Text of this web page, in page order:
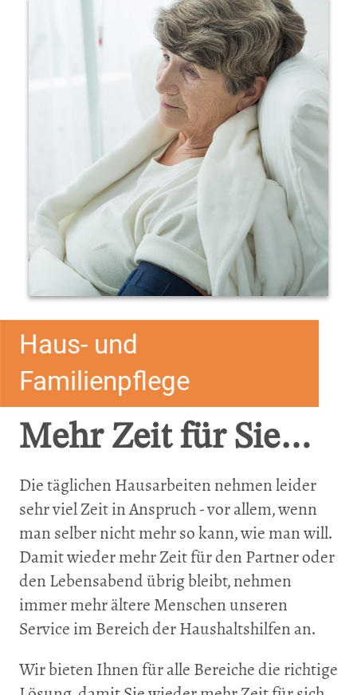
Haus- und
Familienpflege
Mehr Zeit für Sie…
Die täglichen Hausarbeiten nehmen leider
sehr viel Zeit in Anspruch - vor allem, wenn
man selber nicht mehr so kann, wie man will.
Damit wieder mehr Zeit für den Partner oder
den Lebensabend übrig bleibt, nehmen
immer mehr ältere Menschen unseren
Service im Bereich der Haushaltshilfen an.
Wir bieten Ihnen für alle Bereiche die richtige